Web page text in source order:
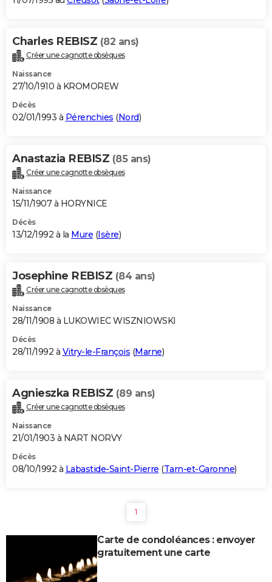
Charles REBISZ (82 ans)
Créer une cagnotte obsèques
Naissance
27/10/1910 à KROMOREW
Décès
02/01/1993 à Pérenchies (Nord)
Anastazia REBISZ (85 ans)
Créer une cagnotte obsèques
Naissance
15/11/1907 à HORYNICE
Décès
13/12/1992 à la Mure (Isère)
Josephine REBISZ (84 ans)
Créer une cagnotte obsèques
Naissance
28/11/1908 à LUKOWIEC WISZNIOWSKI
Décès
28/11/1992 à Vitry-le-François (Marne)
Agnieszka REBISZ (89 ans)
Créer une cagnotte obsèques
Naissance
21/01/1903 à NART NORVY
Décès
08/10/1992 à Labastide-Saint-Pierre (Tarn-et-Garonne)
1
Carte de condoléances : envoyer
gratuitement une carte